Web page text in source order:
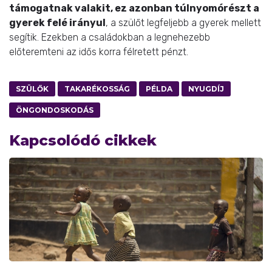
támogatnak valakit, ez azonban túlnyomórészt a
gyerek felé irányul, a szülőt legfeljebb a gyerek mellett
segítik. Ezekben a családokban a legnehezebb
előteremteni az idős korra félretett pénzt.
SZÜLŐK TAKARÉKOSSÁG PÉLDA NYUGDÍJ
ÖNGONDOSKODÁS
Kapcsolódó cikkek